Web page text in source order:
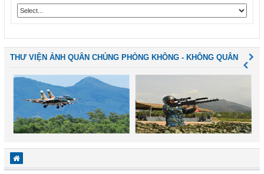
THƯ VIỆN ẢNH QUÂN CHỦNG PHÒNG KHÔNG - KHÔNG QUÂN